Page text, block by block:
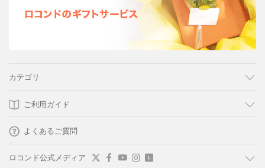
カテゴリ
ご利用ガイド
よくあるご質問
ロコンド公式メディア